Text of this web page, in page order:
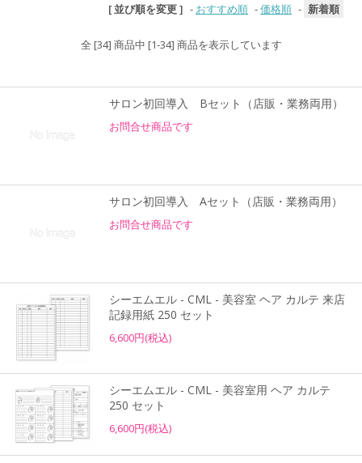
[ 並び順を変更 ] - おすすめ順 -価格順 - 新着順
全 [34] 商品中 [1-34] 商品を表示しています
サロン初回導入 Bセット（店販・業務両用）
お問合せ商品です
サロン初回導入 Aセット（店販・業務両用）
お問合せ商品です
シーエムエル - CML - 美容室 ヘア カルテ 来店
記録用紙 250 セット
6,600円(税込)
シーエムエル - CML - 美容室用 ヘア カルテ
250 セット
6,600円(税込)